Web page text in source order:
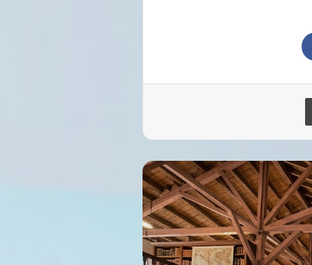
طباعة